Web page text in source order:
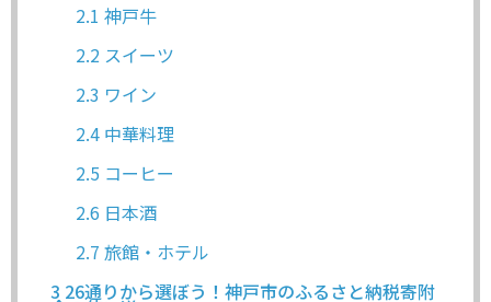
2.1 神戸牛
2.2 スイーツ
2.3 ワイン
2.4中華料理
2.5 コーヒー
2.6 日本酒
2.7 旅館・ホテル
3 26通りから選ぼう！神戸市のふるさと納税寄附